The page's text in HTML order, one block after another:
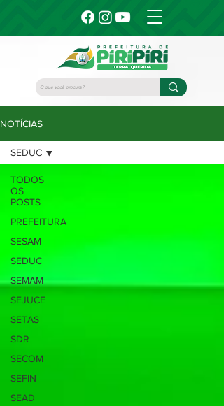
NOTÍCIAS
TODOS
OS
POSTS
PREFEITURA
SESAM
SEDUC
SEMAM
SEJUCE
SETAS
SDR
SECOM
SEFIN
SEAD
SEDUC